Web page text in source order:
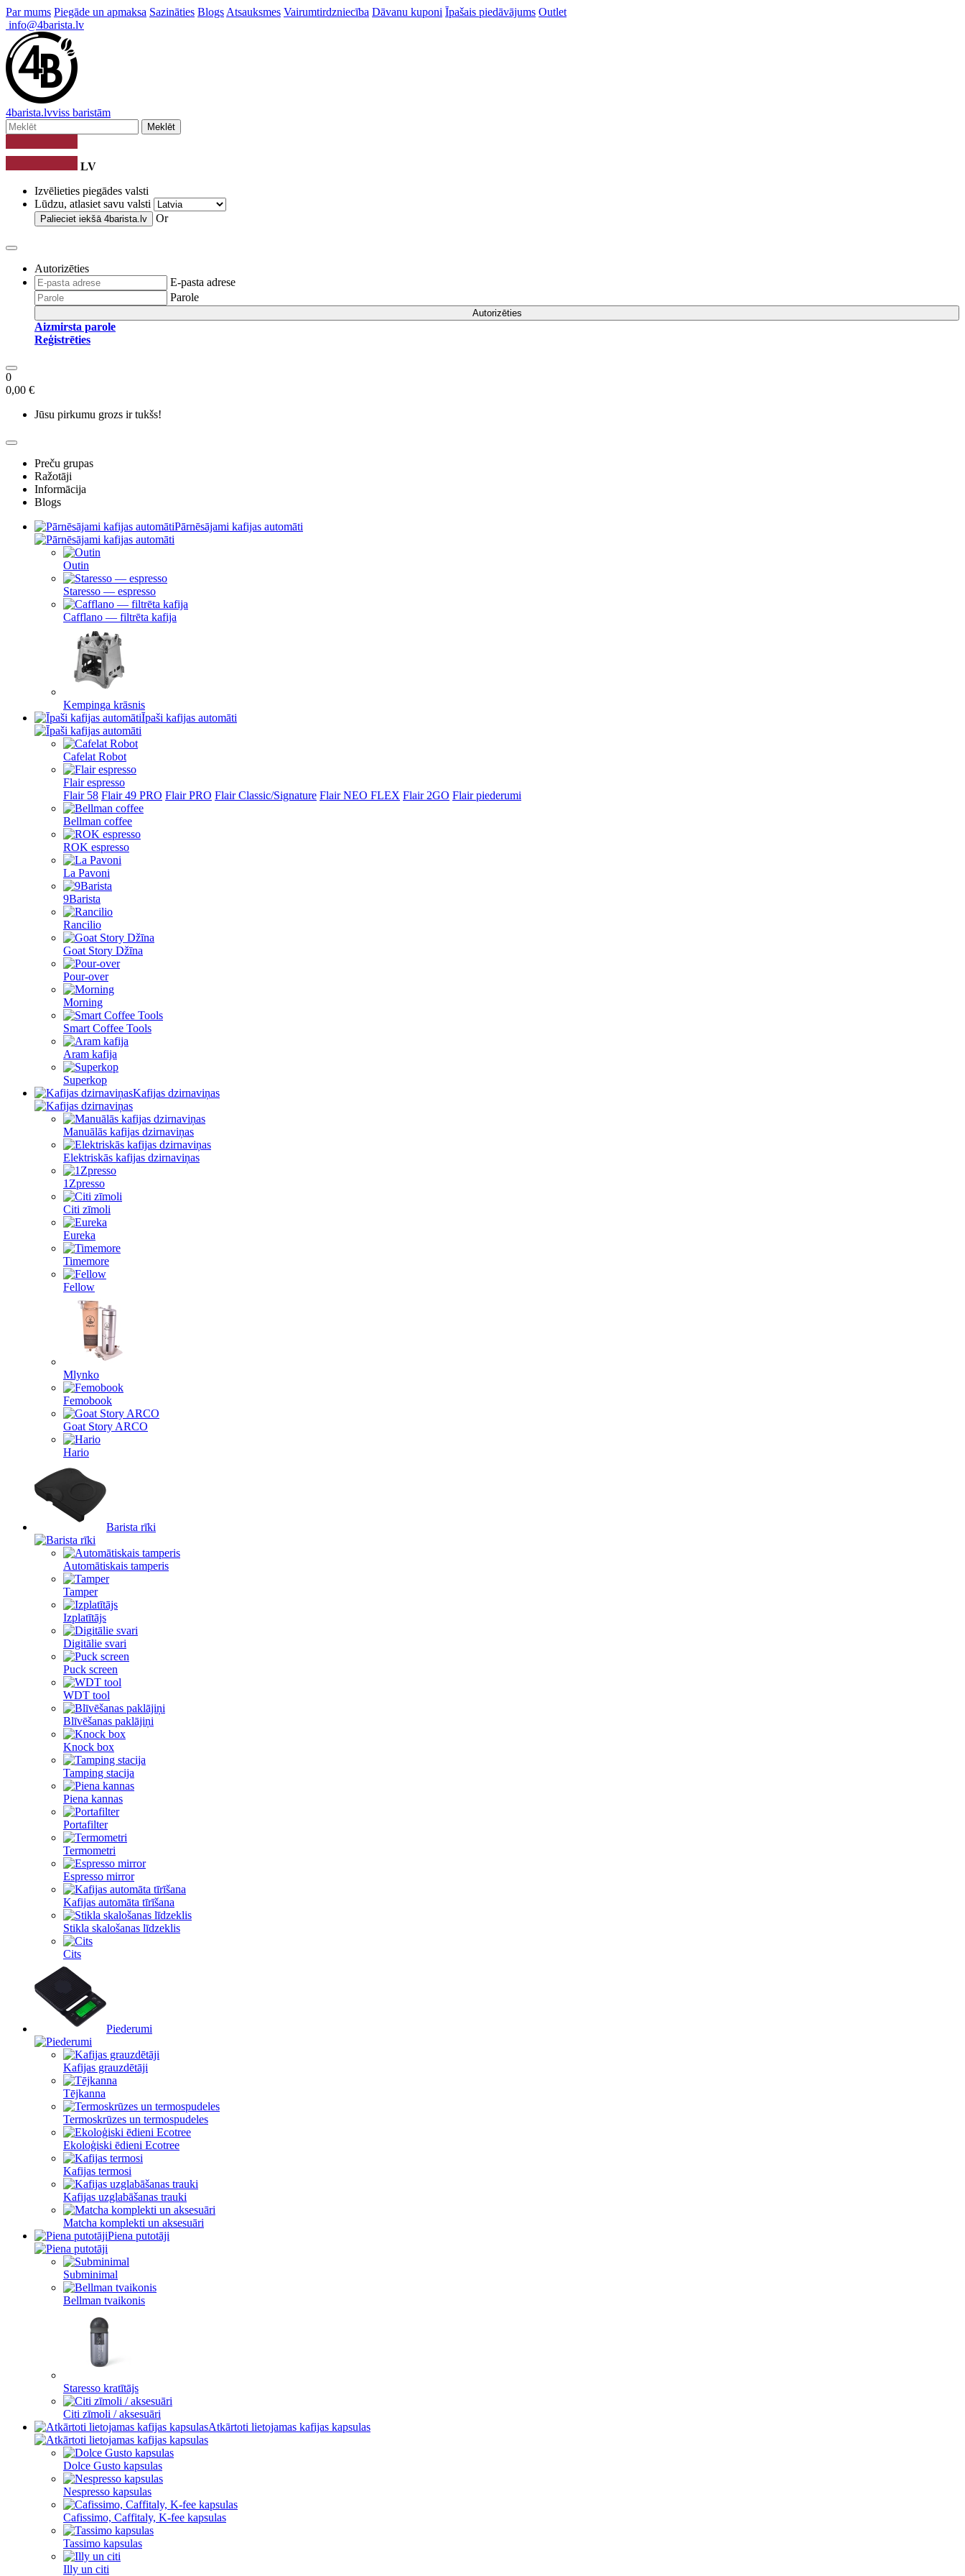
Par mums Piegāde un apmaksa Sazināties Blogs Atsauksmes Vairumtirdzniecība Dāvanu kuponi Īpašais piedāvājums Outlet
info@4barista.lv
4barista.lvviss baristām
Meklēt
LV
Izvēlieties piegādes valsti
Lūdzu, atlasiet savu valsti
Palieciet iekšā 4barista.lv Or
Autorizēties
E-pasta adrese
Parole
Autorizēties
Aizmirsta parole
Reģistrēties
0
0,00 €
Jūsu pirkumu grozs ir tukšs!
Preču grupas
Ražotāji
Informācija
Blogs
Pārnēsājami kafijas automāti
Outin
Staresso — espresso
Cafflano — filtrēta kafija
Kempinga krāsnis
Īpaši kafijas automāti
Cafelat Robot
Flair espresso
Flair 58 Flair 49 PRO Flair PRO Flair Classic/Signature Flair NEO FLEX Flair 2GO Flair piederumi
Bellman coffee
ROK espresso
La Pavoni
9Barista
Rancilio
Goat Story Džīna
Pour-over
Morning
Smart Coffee Tools
Aram kafija
Superkop
Kafijas dzirnaviņas
Manuālās kafijas dzirnaviņas
Elektriskās kafijas dzirnaviņas
1Zpresso
Citi zīmoli
Eureka
Timemore
Fellow
Mlynko
Femobook
Goat Story ARCO
Hario
Barista rīki
Automātiskais tamperis
Tamper
Izplatītājs
Digitālie svari
Puck screen
WDT tool
Blīvēšanas paklājiņi
Knock box
Tamping stacija
Piena kannas
Portafilter
Termometri
Espresso mirror
Kafijas automāta tīrīšana
Stikla skalošanas līdzeklis
Cits
Piederumi
Kafijas grauzdētāji
Tējkanna
Termoskrūzes un termospudeles
Ekoloģiski ēdieni Ecotree
Kafijas termosi
Kafijas uzglabāšanas trauki
Matcha komplekti un aksesuāri
Piena putotāji
Subminimal
Bellman tvaikonis
Staresso kratītājs
Citi zīmoli / aksesuāri
Atkārtoti lietojamas kafijas kapsulas
Dolce Gusto kapsulas
Nespresso kapsulas
Cafissimo, Caffitaly, K-fee kapsulas
Tassimo kapsulas
Illy un citi